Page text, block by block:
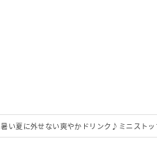
暑い夏に外せない爽やかドリンク♪ミニスト